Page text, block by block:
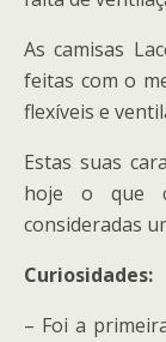
As camisas
feitas com o
flexíveis e
Estas suas
hoje o que
consideradas
Curiosidades:
– Foi a